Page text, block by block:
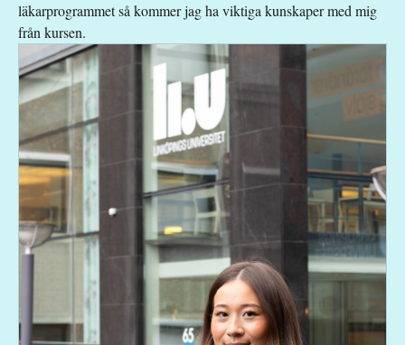
läkarprogrammet så kommer jag ha viktiga kunskaper med mig
från kursen.